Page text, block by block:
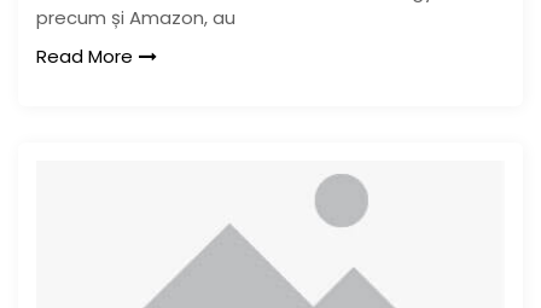
precum și Amazon, au
Read More